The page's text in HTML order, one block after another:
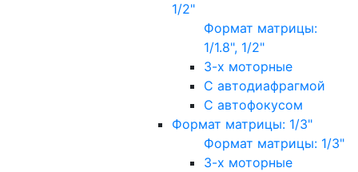
1/2"
Формат матрицы:
1/1.8", 1/2"
3-х моторные
С автодиафрагмой
С автофокусом
Формат матрицы: 1/3"
Формат матрицы: 1/3"
3-х моторные